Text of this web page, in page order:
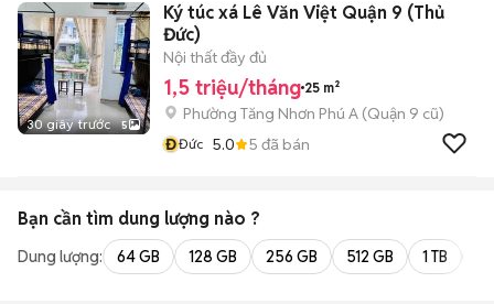
30 giây trước 5
Ký túc xá Lê Văn Việt Quận 9 (Thủ
Đức)
Nội thất đầy đủ
1,5 triệu/tháng 25 m²
Phường Tăng Nhơn Phú A (Quận 9 cũ)
ĐĐức 5.0 5 đã bán
Bạn cần tìm dung lượng nào ?
Dung lượng: 64 GB 128 GB 256 GB 512 GB 1 TB